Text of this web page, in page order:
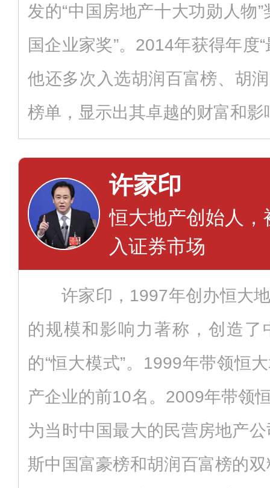
发的“中国房地产十大功勋人物
国企业家奖”。2014年获得年度
他还多次入选胡润百富榜、胡
榜单，显示出其卓越的财富和影
许家印
恒大地产创始人
入证券市场
许家印，1997年创办恒大
的规模和影响力著称，创造了
的“恒大模式”。1999年带领恒
产企业的前10名。2009年带领
为当时中国最大的民营房地产
斯中国富豪榜和胡润百富榜的